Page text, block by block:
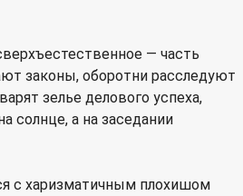
— часть
законы, оборотни расследуют
зелье делового успеха,
солнце, а на заседании
с харизматичным плохишом